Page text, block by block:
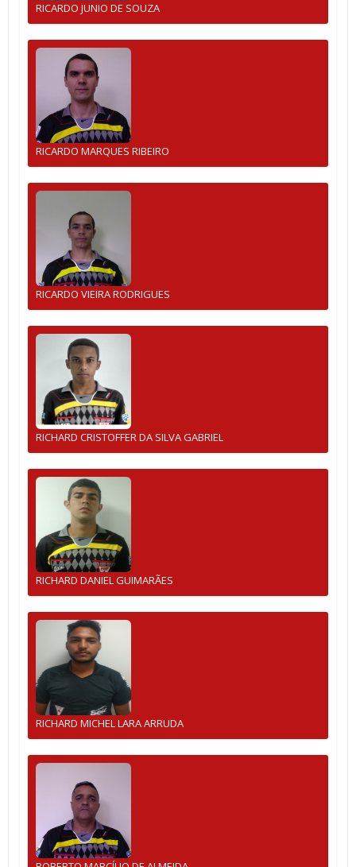
RICARDO JUNIO DE SOUZA
RICARDO MARQUES RIBEIRO
RICARDO VIEIRA RODRIGUES
RICHARD CRISTOFFER DA SILVA GABRIEL
RICHARD DANIEL GUIMARÃES
RICHARD MICHEL LARA ARRUDA